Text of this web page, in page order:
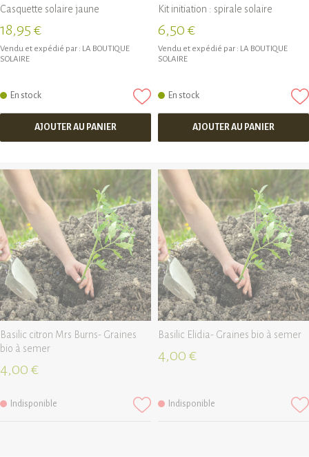
Casquette solaire jaune
18,95 €
Vendu et expédié par : LA BOUTIQUE
SOLAIRE
En stock
AJOUTER AU PANIER
Kit initiation : spirale solaire
6,50 €
Vendu et expédié par : LA BOUTIQUE
SOLAIRE
En stock
AJOUTER AU PANIER
Basilic citron Mrs Burns- Graines
bio à semer
4,00 €
Indisponible
Basilic Elidia- Graines bio à semer
4,00 €
Indisponible